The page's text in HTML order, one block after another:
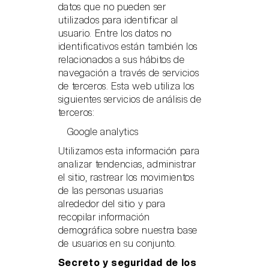
datos que no pueden ser
utilizados para identificar al
usuario. Entre los datos no
identificativos están también los
relacionados a sus hábitos de
navegación a través de servicios
de terceros. Esta web utiliza los
siguientes servicios de análisis de
terceros:
Google analytics
Utilizamos esta información para
analizar tendencias, administrar
el sitio, rastrear los movimientos
de las personas usuarias
alrededor del sitio y para
recopilar información
demográfica sobre nuestra base
de usuarios en su conjunto.
Secreto y seguridad de los